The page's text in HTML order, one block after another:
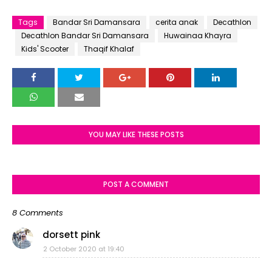
Tags Bandar Sri Damansara cerita anak
Decathlon
Decathlon Bandar Sri Damansara
Huwainaa Khayra
Kids' Scooter
Thaqif Khalaf
YOU MAY LIKE THESE POSTS
POST A COMMENT
8 Comments
dorsett pink
2 October 2020 at 19:40